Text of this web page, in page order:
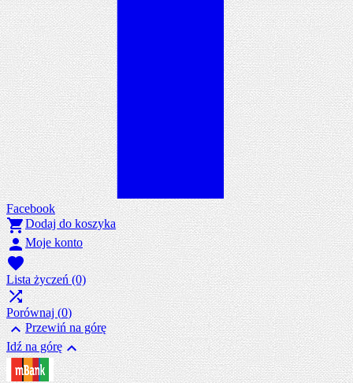
Facebook
Dodaj do koszyka
Moje konto

Lista życzeń (0)

Porównaj (0)
Przewiń na górę
Idź na górę